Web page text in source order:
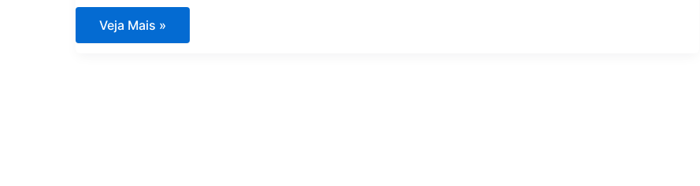
Assistência
Técnica
Veja Mais »